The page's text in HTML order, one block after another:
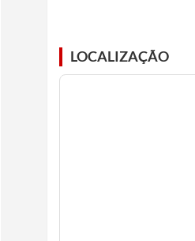
LOCALIZAÇÃO